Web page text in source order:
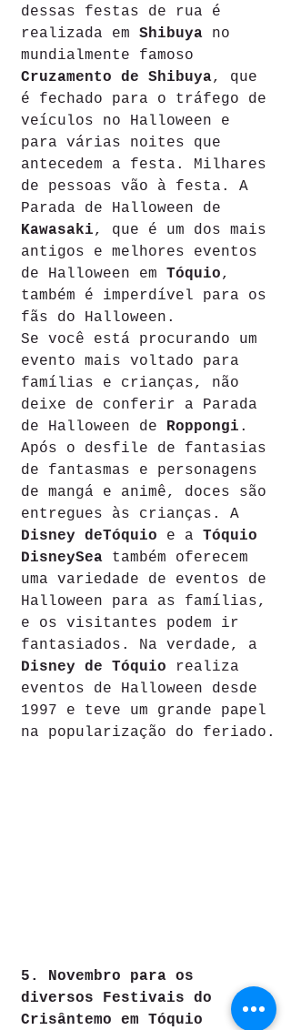
dessas festas de rua é
realizada em Shibuya no
mundialmente famoso
Cruzamento de Shibuya, que
é fechado para o tráfego de
veículos no Halloween e
para várias noites que
antecedem a festa. Milhares
de pessoas vão à festa. A
Parada de Halloween de
Kawasaki, que é um dos mais
antigos e melhores eventos
de Halloween em Tóquio,
também é imperdível para os
fãs do Halloween.
Se você está procurando um
evento mais voltado para
famílias e crianças, não
deixe de conferir a Parada
de Halloween de Roppongi .
Após o desfile de fantasias
de fantasmas e personagens
de mangá e animê, doces são
entregues às crianças. A
Disney deTóquio e a Tóquio
DisneySea também oferecem
uma variedade de eventos de
Halloween para as famílias,
e os visitantes podem ir
fantasiados. Na verdade, a
Disney de Tóquio realiza
eventos de Halloween desde
1997 e teve um grande papel
na popularização do feriado.
5. Novembro para os
diversos Festivais do
Crisântemo em Tóquio